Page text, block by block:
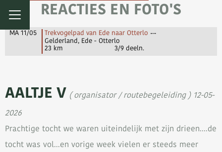
REACTIES EN FOTO'S
MA 11/05 Trekvogelpad van Ede naar Otterlo
Gelderland, Ede - Otterlo
23 km 3/9 deeln.
AALTJE V ( organisator / routebegeleiding ) 12-05-
2026
Prachtige tocht we waren uiteindelijk met zijn drieen....de
tocht was vol...en vorige week vielen er steeds meer